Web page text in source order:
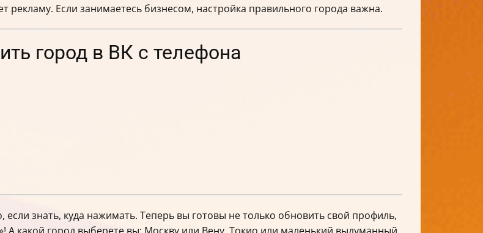
рекламу. Если занимаетесь бизнесом, настройка правильного города важна.
город в ВК с телефона
знать, куда нажимать. Теперь вы готовы не только обновить свой профиль,